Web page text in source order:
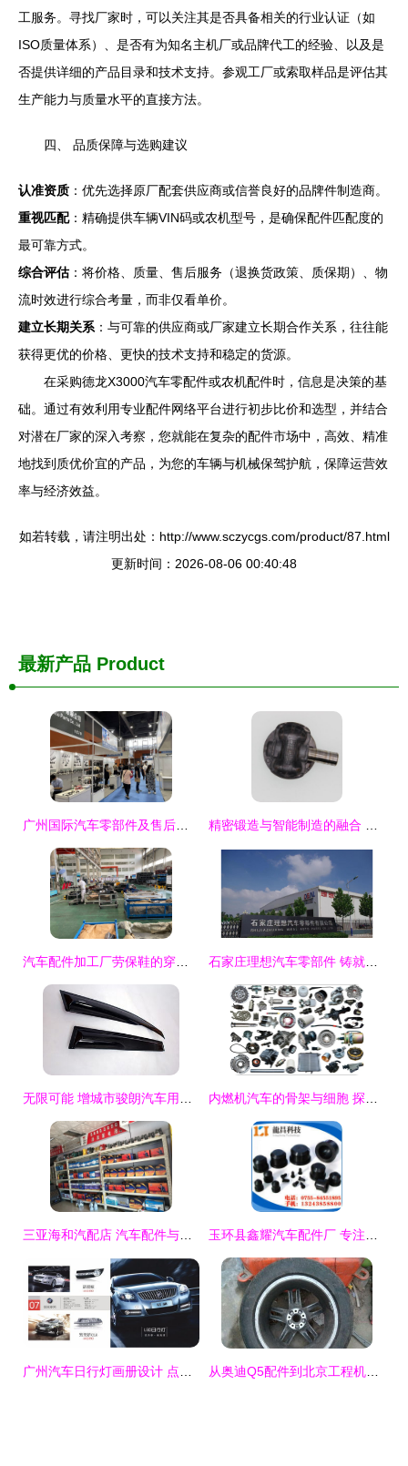
工服务。寻找厂家时，可以关注其是否具备相关的行业认证（如
ISO质量体系）、是否有为知名主机厂或品牌代工的经验、以及是
否提供详细的产品目录和技术支持。参观工厂或索取样品是评估其
生产能力与质量水平的直接方法。
四、 品质保障与选购建议
认准资质 ：优先选择原厂配套供应商或信誉良好的品牌件制造商。
重视匹配：精确提供车辆VIN码或农机型号，是确保配件匹配度的
最可靠方式。
综合评估：将价格、质量、售后服务（退换货政策、质保期）、物
流时效进行综合考量，而非仅看单价。
建立长期关系 ：与可靠的供应商或厂家建立长期合作关系，往往能
获得更优的价格、更快的技术支持和稳定的货源。
在采购德龙X3000汽车零配件或农机配件时，信息是决策的基
础。通过有效利用专业配件网络平台进行初步比价和选型，并结合
对潜在厂家的深入考察，您就能在复杂的配件市场中，高效、精准
地找到质优价宜的产品，为您的车辆与机械保驾护航，保障运营效
率与经济效益。
如若转载，请注明出处：http://www.sczycgs.com/product/87.html
更新时间：2026-08-06 00:40:48
最新产品 Product